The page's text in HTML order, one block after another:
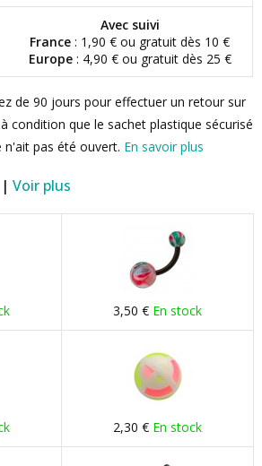
Avec suivi
France : 1,90 € ou gratuit dès 10 €
Europe: 4,90 € ou gratuit dès 25 €
de 90 jours pour effectuer un retour sur
condition que le sachet plastique sécurisé
pas été ouvert. En savoir plus
Voir plus
3,50 € En stock
2,30 € En stock